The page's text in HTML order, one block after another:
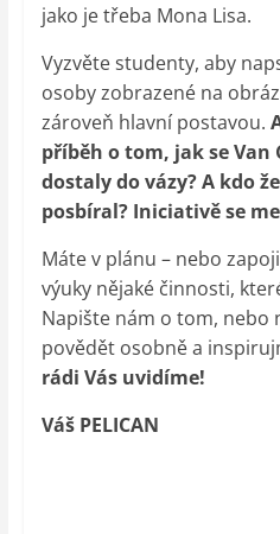
jako je třeba Mona Lisa.
Vyzvěte studenty, aby
osoby zobrazené na
zároveň hlavní postavou.
příběh o tom, jak se Van
dostaly do vázy? A kdo
posbíral? Iniciativě se
Máte v plánu – nebo
výuky nějaké činnosti,
Napište nám o tom,
povědět osobně a
rádi Vás uvidíme!
Váš PELICAN